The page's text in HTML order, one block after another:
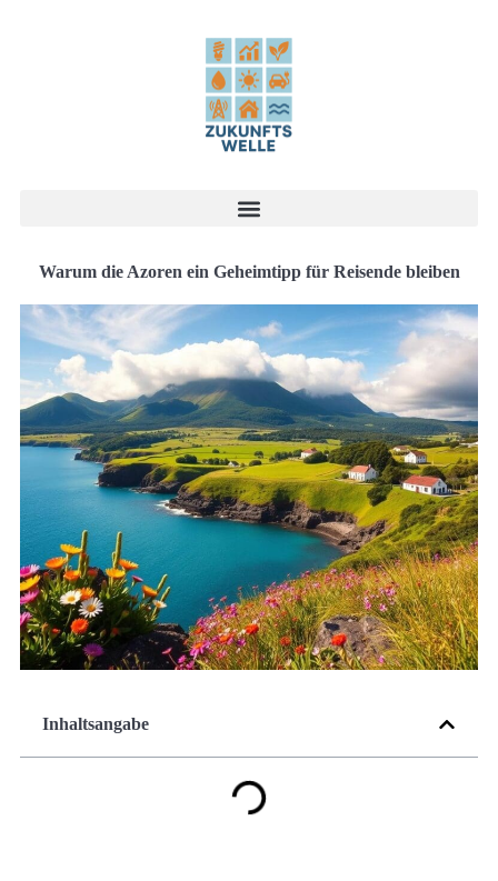
Warum die Azoren ein Geheimtipp für Reisende bleiben
Inhaltsangabe